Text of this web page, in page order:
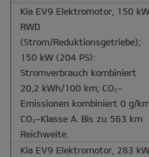
Kia EV9 Elektromotor, 150
RWD
(Strom/Reduktionsgetriebe);
150 kW (204 PS):
Stromverbrauch kombiniert
20,2 kWh/100 km; CO₂-
Emissionen kombiniert 0 g/
CO₂-Klasse A. Bis zu 563 km
Reichweite.
Kia EV9 Elektromotor, 283